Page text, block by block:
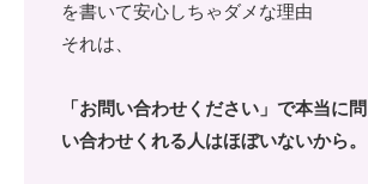
を書いて安心しちゃダメな理由
それは、
「お問い合わせください」で本当に問
い合わせくれる人はほぼいないから。